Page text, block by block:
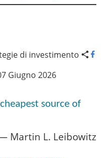
di investimento
Giugno 2026
source of
Martin L. Leibowitz